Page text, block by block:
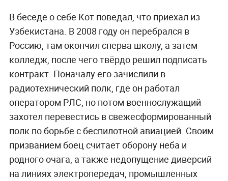
В беседе о себе Кот поведал, что приехал из
Узбекистана. В 2008 году он перебрался в
Россию, там окончил сперва школу, а затем
колледж, после чего твёрдо решил подписать
контракт. Поначалу его зачислили в
радиотехнический полк, где он работал
оператором РЛС, но потом военнослужащий
захотел перевестись в свежесформированный
полк по борьбе с беспилотной авиацией. Своим
призванием боец считает оборону неба и
родного очага, а также недопущение диверсий
на линиях электропередач, промышленных